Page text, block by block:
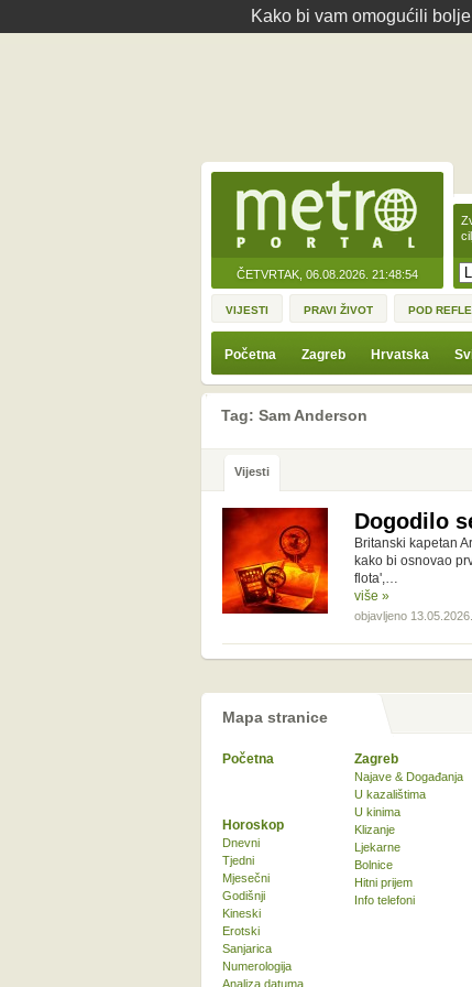
Kako bi vam omogućili
ČETVRTAK, 06.08.2026. 21:48:54
VIJESTI PRAVI ŽIVOT POD
Početna Zagreb Hrvatska
Tag: Sam Anderson
Vijesti
Dogodilo
Britanski kapetan
kako bi osnovao
flota',…
više »
objavljeno
Mapa stranice
Početna Zagreb
Najave & Događanja
U kazalištima
U kinima
Klizanje
Ljekarne
Bolnice
Hitni prijem
Info telefoni
Horoskop
Dnevni
Tjedni
Mjesečni
Godišnji
Kineski
Erotski
Sanjarica
Numerologija
Analiza datuma